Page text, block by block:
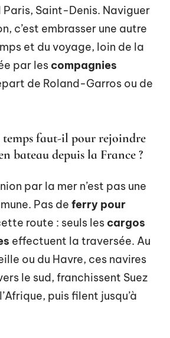
Paris, Saint-Denis. Naviguer
c’est embrasser une autre
et du voyage, loin de la
par les compagnies
de Roland-Garros ou de
temps faut-il pour rejoindre
bateau depuis la France ?
par la mer n’est pas une
Pas de ferry pour
route : seuls les cargos
effectuent la traversée. Au
ou du Havre, ces navires
le sud, franchissent Suez
puis filent jusqu’à